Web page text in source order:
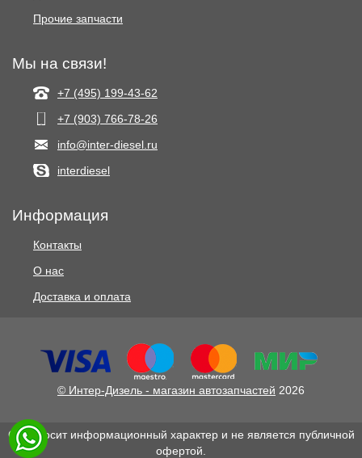
Прочие запчасти
Мы на связи!
+7 (495) 199-43-62
+7 (903) 766‑78-26
info@inter-diesel.ru
interdiesel
Информация
Контакты
О нас
Доставка и оплата
© Интер-Дизель - магазин автозапчастей 2026
Сайт носит информационный характер и не является публичной
офертой.